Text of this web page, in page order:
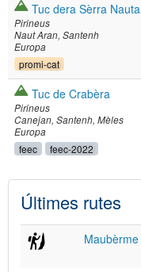
Tuc dera Sèrra Nauta
Pirineus
Naut Aran Santenh
Europa
promi-cat
Tuc de Crabèra
Pirineus
Canejan Santenh Mèles
Europa
feec feec-2022
Últimes rutes
Maubèrme